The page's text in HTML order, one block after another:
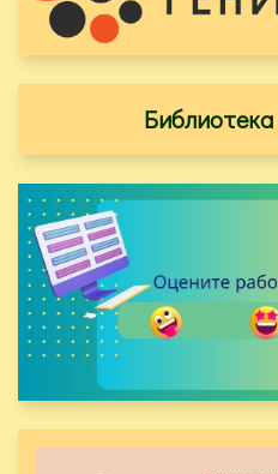
Библиотека